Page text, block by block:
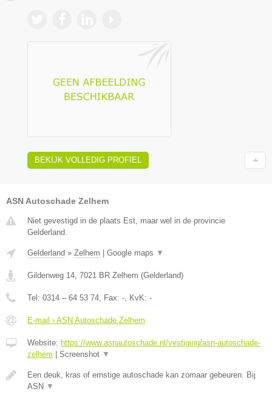
BEKIJK VOLLEDIG PROFIEL
ASN Autoschade Zelhem
Niet gevestigd in de plaats Est, maar wel in de provincie
Gelderland.
Gelderland » Zelhem Google maps ▼
Gildenweg 14, 7021 BR Zelhem (Gelderland)
Tel: 0314 – 64 53 74, Fax: -, KvK: -
E-mail › ASN Autoschade Zelhem
Website: https://www.asnautoschade.nl/vestiging/asn-autoschade-
zelhem
Screenshot ▼
Een deuk, kras of ernstige autoschade kan zomaar gebeuren. Bij
ASN ▼